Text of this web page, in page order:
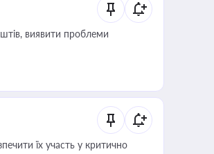
виявити проблеми
їх участь у критично